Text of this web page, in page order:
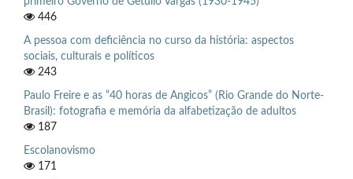
446
A pessoa com deficiência no curso da história: aspectos
sociais, culturais e políticos
243
Paulo Freire e as “40 horas de Angicos” (Rio Grande do Norte-
Brasil): fotografia e memória da alfabetização de adultos
187
Escolanovismo
171